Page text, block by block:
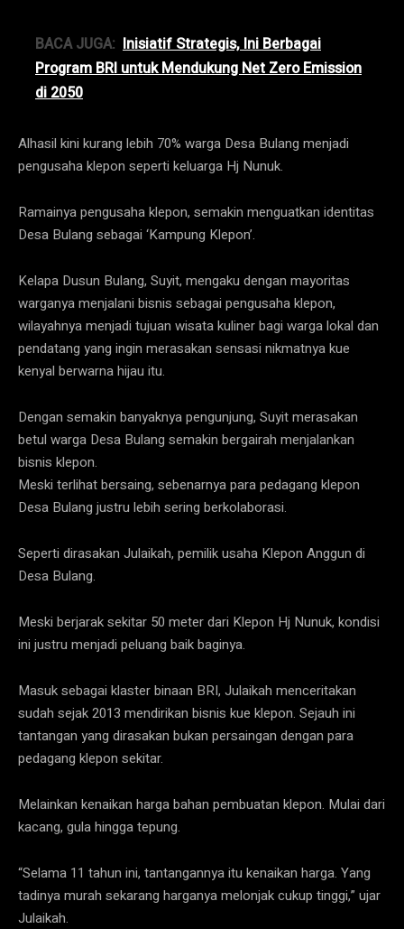
BACA JUGA: Inisiatif Strategis, Ini Berbagai
Program BRI untuk Mendukung Net Zero Emission
di 2050
Alhasil kini kurang lebih 70% warga Desa Bulang menjadi
pengusaha klepon seperti keluarga Hj Nunuk.
Ramainya pengusaha klepon, semakin menguatkan identitas
Desa Bulang sebagai ‘Kampung Klepon’.
Kelapa Dusun Bulang, Suyit, mengaku dengan mayoritas
warganya menjalani bisnis sebagai pengusaha klepon,
wilayahnya menjadi tujuan wisata kuliner bagi warga lokal dan
pendatang yang ingin merasakan sensasi nikmatnya kue
kenyal berwarna hijau itu.
Dengan semakin banyaknya pengunjung, Suyit merasakan
betul warga Desa Bulang semakin bergairah menjalankan
bisnis klepon.
Meski terlihat bersaing, sebenarnya para pedagang klepon
Desa Bulang justru lebih sering berkolaborasi.
Seperti dirasakan Julaikah, pemilik usaha Klepon Anggun di
Desa Bulang.
Meski berjarak sekitar 50 meter dari Klepon Hj Nunuk, kondisi
ini justru menjadi peluang baik baginya.
Masuk sebagai klaster binaan BRI, Julaikah menceritakan
sudah sejak 2013 mendirikan bisnis kue klepon. Sejauh ini
tantangan yang dirasakan bukan persaingan dengan para
pedagang klepon sekitar.
Melainkan kenaikan harga bahan pembuatan klepon. Mulai dari
kacang, gula hingga tepung.
“Selama 11 tahun ini, tantangannya itu kenaikan harga. Yang
tadinya murah sekarang harganya melonjak cukup tinggi,” ujar
Julaikah.